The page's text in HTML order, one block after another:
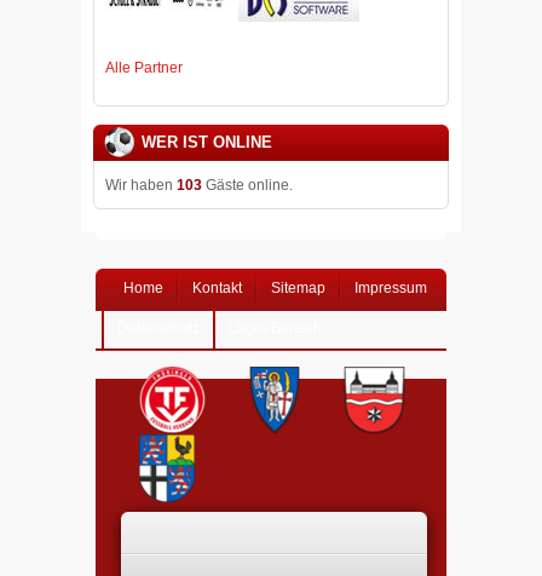
Alle Partner
WER IST ONLINE
Wir haben 103 Gäste online.
Home Kontakt Sitemap Impressum